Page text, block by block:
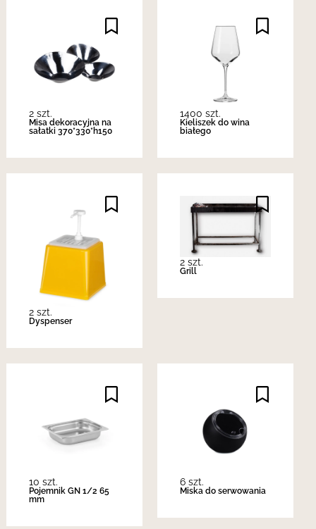
2 szt.
Misa dekoracyjna na
sałatki 370*330*h150
1400 szt.
Kieliszek do wina
białego
2 szt.
Dyspenser
2 szt.
Grill
10 szt.
Pojemnik GN 1/2 65
mm
6 szt.
Miska do serwowania